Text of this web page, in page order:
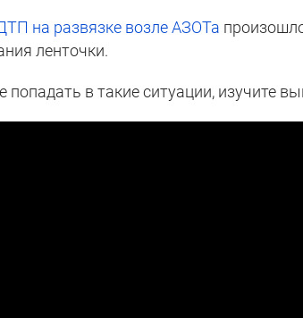
на развязке возле АЗОТа
ленточки.
попадать в такие ситуации, изучите